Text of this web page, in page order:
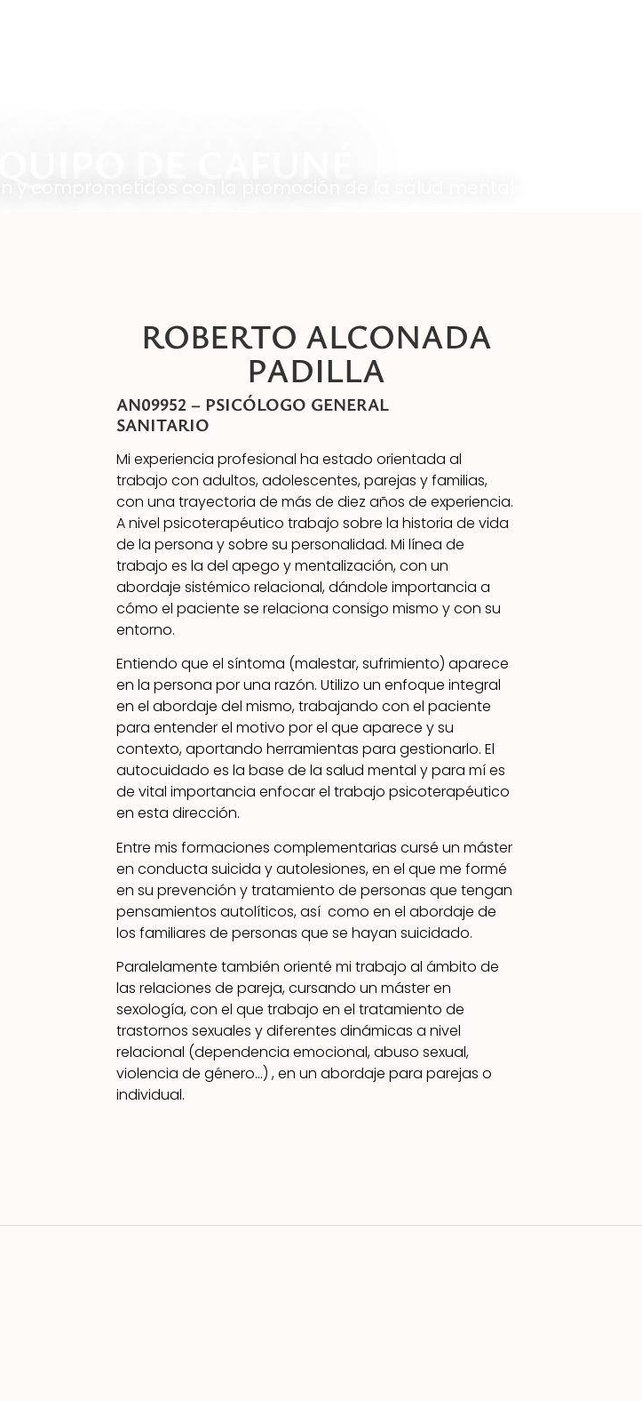
ROBERTO ALCONADA
PADILLA
AN09952 – PSICÓLOGO GENERAL
SANITARIO
Mi experiencia profesional ha estado orientada al
trabajo con adultos, adolescentes, parejas y familias,
con una trayectoria de más de diez años de experiencia.
A nivel psicoterapéutico trabajo sobre la historia de vida
de la persona y sobre su personalidad. Mi línea de
trabajo es la del apego y mentalización, con un
abordaje sistémico relacional, dándole importancia a
cómo el paciente se relaciona consigo mismo y con su
entorno.
Entiendo que el síntoma (malestar, sufrimiento) aparece
en la persona por una razón. Utilizo un enfoque integral
en el abordaje del mismo, trabajando con el paciente
para entender el motivo por el que aparece y su
contexto, aportando herramientas para gestionarlo. El
autocuidado es la base de la salud mental y para mí es
de vital importancia enfocar el trabajo psicoterapéutico
en esta dirección.
Entre mis formaciones complementarias cursé un máster
en conducta suicida y autolesiones, en el que me formé
en su prevención y tratamiento de personas que tengan
pensamientos autolíticos, así como en el abordaje de
los familiares de personas que se hayan suicidado.
Paralelamente también orienté mi trabajo al ámbito de
las relaciones de pareja, cursando un máster en
sexología, con el que trabajo en el tratamiento de
trastornos sexuales y diferentes dinámicas a nivel
relacional (dependencia emocional, abuso sexual,
violencia de género…) , en un abordaje para parejas o
individual.